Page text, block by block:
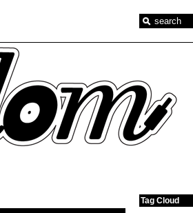
Tag Cloud